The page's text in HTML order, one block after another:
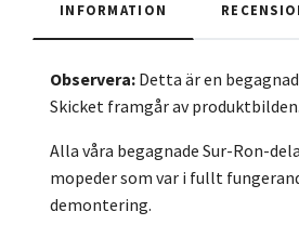
INFORMATION
Observera: Detta är en
Skicket framgår av produktbilden.
Alla våra begagnade Sur-Ron-
mopeder som var i fullt
demontering.